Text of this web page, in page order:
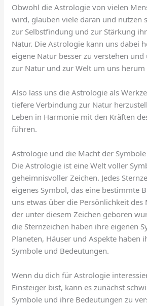
Obwohl die Astrologie von vielen
wird, glauben viele daran und nutzen
zur Selbstfindung und zur Stärkung
Natur. Die Astrologie kann uns dabei
eigene Natur besser zu verstehen und
zur Natur und zur Welt um uns herum
Also lass uns die Astrologie als
tiefere Verbindung zur Natur
Leben in Harmonie mit den Kräften
führen.
Astrologie und die Macht der Symbole
Die Astrologie ist eine Welt voller
geheimnisvoller Zeichen. Jedes
eigenes Symbol, das eine bestimmte
uns etwas über die Persönlichkeit des
der unter diesem Zeichen geboren
die Sternzeichen haben ihre eigenen
Planeten, Häuser und Aspekte haben
Symbole und Bedeutungen.
Wenn du dich für Astrologie
Einsteiger bist, kann es zunächst
Symbole und ihre Bedeutungen zu